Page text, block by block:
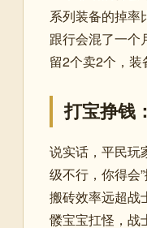
系列装备的掉率
跟行会混了一个
留2个卖2个，装
打宝挣钱
说实话，平民玩
级不行，你得会
搬砖效率远超
髅宝宝扛怪，战